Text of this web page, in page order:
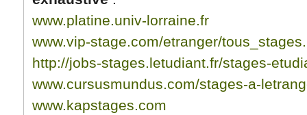
www.platine.univ-lorraine.fr
www.vip-stage.com/etranger/
http://jobs-stages.letudiant.fr/stages-
www.cursusmundus.com/stages-a-
www.kapstages.com